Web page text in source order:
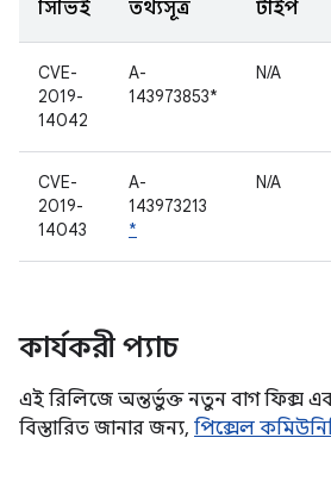
সিভিই তথ্যসূত্র টাইপ
CVE-
2019-
14042
A-
143973853*
N/A
CVE-
2019-
14043
A-
143973213
*
N/A
কার্যকরী প্যাচ
এই রিলিজে অন্তর্ভুক্ত নতুন বাগ ফিক্স
বিস্তারিত জানার জন্য, পিক্সেল